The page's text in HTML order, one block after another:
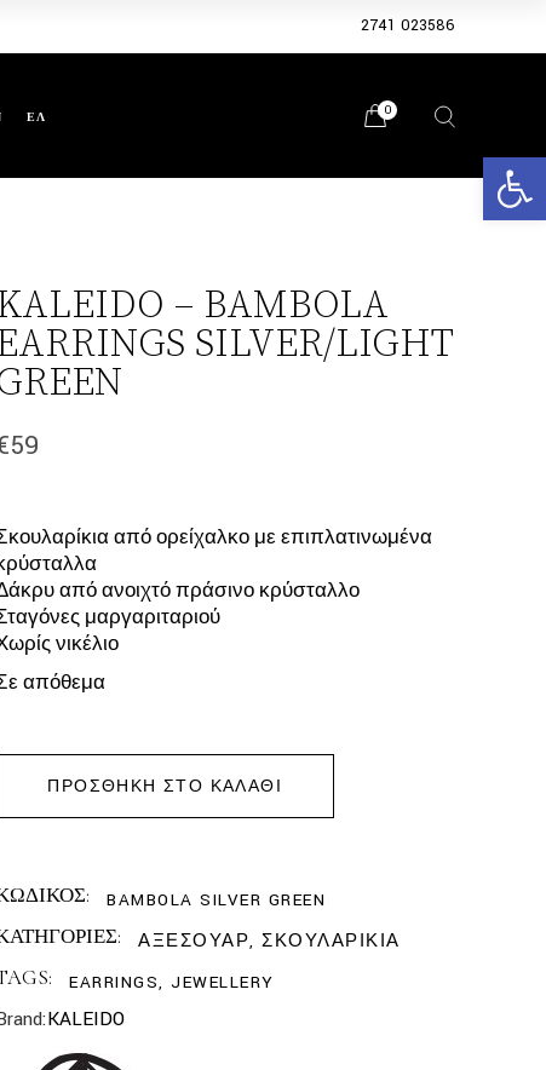
2741 023586
ΕΛ 0
– BAMBOLA
SILVER/LIGHT
59
από ορείχαλκο με επιπλατινωμένα
από ανοιχτό πράσινο κρύσταλλο
μαργαριταριού
νικέλιο
απόθεμα
ΠΡΟΣΘΉΚΗ ΣΤΟ ΚΑΛΆΘΙ
BAMBOLA SILVER GREEN
ΑΞΕΣΟΥΑΡ,ΣΚΟΥΛΑΡΙΚΙΑ
EARRINGS,JEWELLERY
KALEIDO